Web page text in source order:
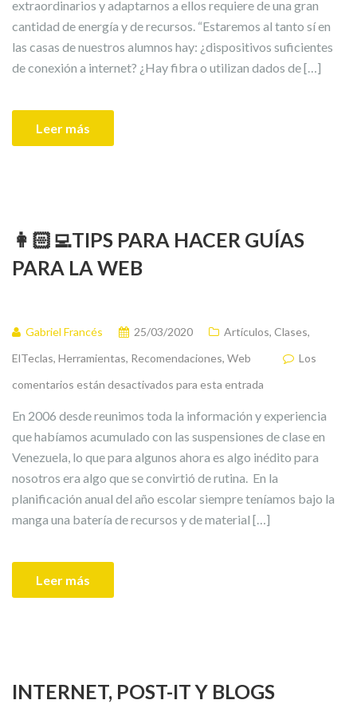
extraordinarios y adaptarnos a ellos requiere de una gran
cantidad de energía y de recursos. “Estaremos al tanto sí en
las casas de nuestros alumnos hay: ¿dispositivos suficientes
de conexión a internet? ¿Hay fibra o utilizan dados de […]
Leer más
👩🏻‍💻TIPS PARA HACER GUÍAS
PARA LA WEB
Gabriel Francés 25/03/2020 Artículos, Clases,
ElTeclas, Herramientas, Recomendaciones, Web
Los
comentarios están desactivados para esta entrada
En 2006 desde reunimos toda la información y experiencia
que habíamos acumulado con las suspensiones de clase en
Venezuela, lo que para algunos ahora es algo inédito para
nosotros era algo que se convirtió de rutina. En la
planificación anual del año escolar siempre teníamos bajo la
manga una batería de recursos y de material […]
Leer más
INTERNET, POST-IT Y BLOGS